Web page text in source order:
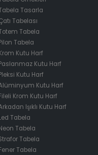
Tasarla
Tabelası
Tabela
Tabela
Kutu Harf
Kutu Harf
Kutu Harf
Kutu Harf
Krom Kutu Harf
Işıklı Kutu Harf
Tabela
Tabela
Tabela
Tabela